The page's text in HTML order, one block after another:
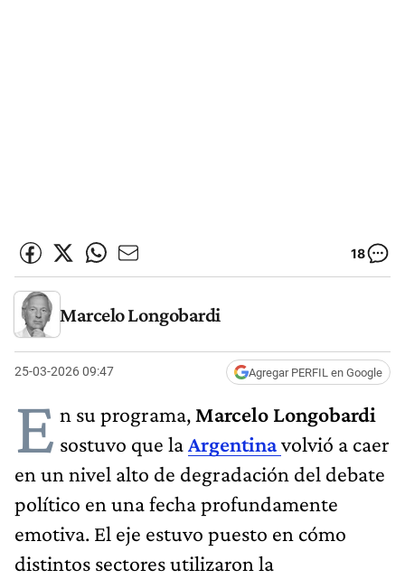
18
Marcelo Longobardi
25-03-2026 09:47 Agregar PERFIL en Google
E n su programa, Marcelo Longobardi
sostuvo que laArgentinavolvió a caer
en un nivel alto de degradación del debate
político en una fecha profundamente
emotiva. El eje estuvo puesto en cómo
distintos sectores utilizaron la